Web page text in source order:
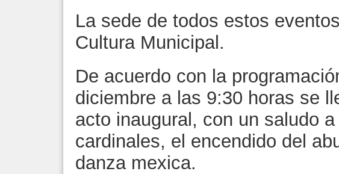
La sede de todos estos
Cultura Municipal.
De acuerdo con la
diciembre a las 9:30 horas se
acto inaugural, con un saludo
cardinales, el encendido del
danza mexica.